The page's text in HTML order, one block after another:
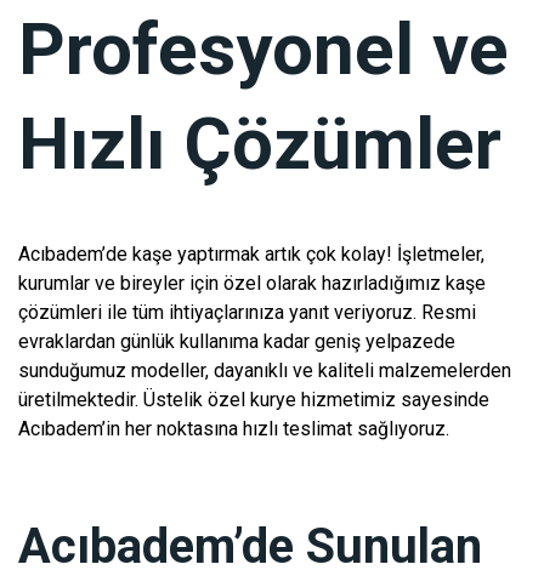
Profesyonel ve
Hızlı Çözümler
Acıbadem’de kaşe yaptırmak artık çok kolay! İşletmeler,
kurumlar ve bireyler için özel olarak hazırladığımız kaşe
çözümleri ile tüm ihtiyaçlarınıza yanıt veriyoruz. Resmi
evraklardan günlük kullanıma kadar geniş yelpazede
sunduğumuz modeller, dayanıklı ve kaliteli malzemelerden
üretilmektedir. Üstelik özel kurye hizmetimiz sayesinde
Acıbadem’in her noktasına hızlı teslimat sağlıyoruz.
Acıbadem’de Sunulan